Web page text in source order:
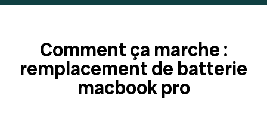
Comment ça marche :
remplacement de batterie
macbook pro